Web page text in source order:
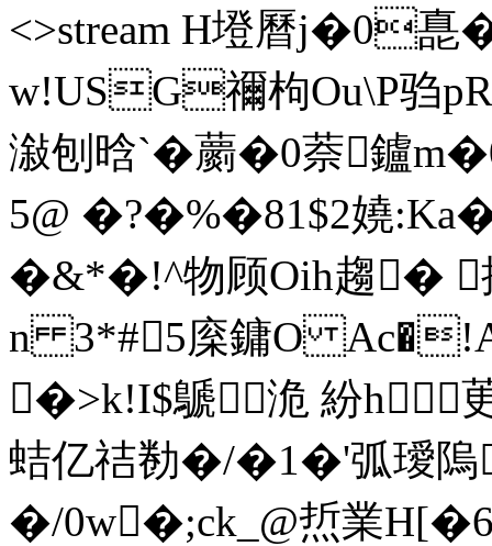
<>stream H墱曆j�0嗭
w!USG禰枸Ou\P驺
潊刨晗`�蘮�0萘鑪
5@ �?�%�81$2嬈
�&*�!^物顾Oih趨�
n 3*#5庺鏞O
�>k!I$鷈洈 紛h
蛣亿祮勌�/�1�'弧璦隖
�/0w�;ck_@焎業